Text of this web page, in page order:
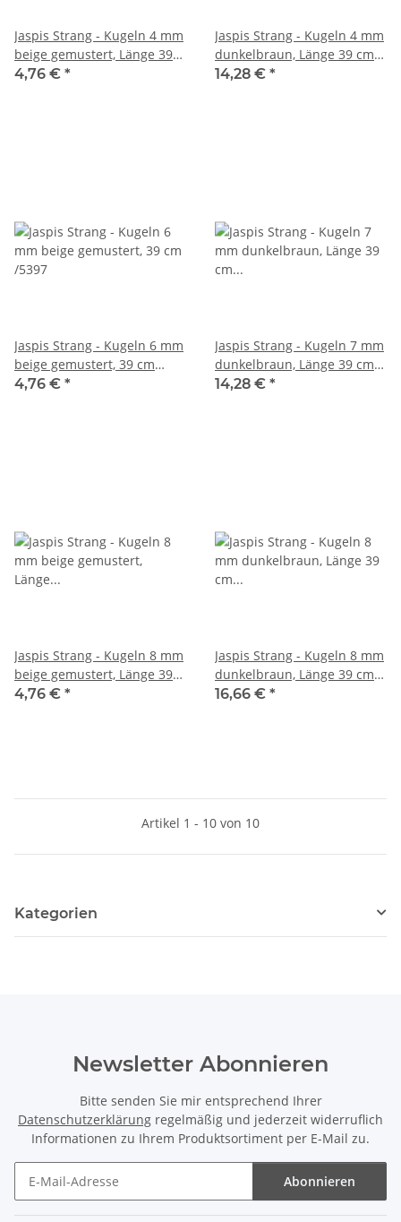
Jaspis Strang - Kugeln 4 mm
beige gemustert, Länge 39
cm /5396
4,76 € *
Jaspis Strang - Kugeln 4 mm
dunkelbraun, Länge 39 cm
/1819
14,28 € *
Jaspis Strang - Kugeln 6 mm
beige gemustert, 39 cm
/5397
4,76 € *
Jaspis Strang - Kugeln 7 mm
dunkelbraun, Länge 39 cm
/1822
14,28 € *
Jaspis Strang - Kugeln 8 mm
beige gemustert, Länge 39
cm /5398
4,76 € *
Jaspis Strang - Kugeln 8 mm
dunkelbraun, Länge 39 cm
/1823
16,66 € *
Artikel 1 - 10 von 10
Kategorien
Newsletter Abonnieren
Bitte senden Sie mir entsprechend Ihrer
Datenschutzerklärung regelmäßig und jederzeit widerruflich
Informationen zu Ihrem Produktsortiment per E-Mail zu.
Abonnieren